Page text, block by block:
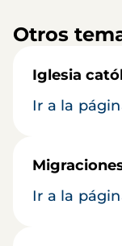
Otros
Iglesia
Ir a la
Ir a la